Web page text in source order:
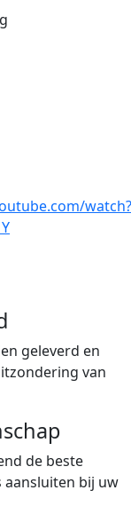
watch?
geleverd en
van
de beste
bij uw